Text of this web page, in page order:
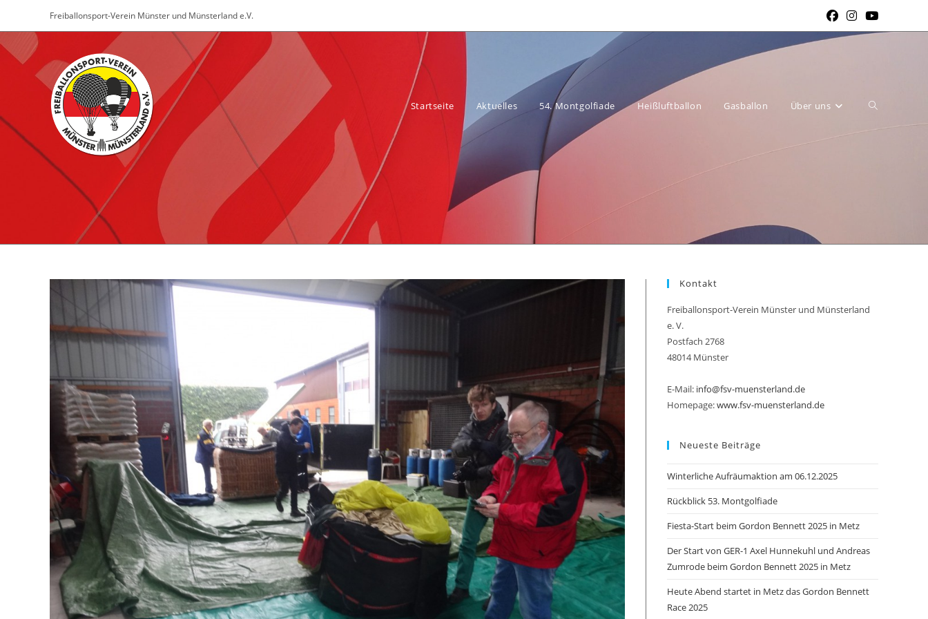
springen
Freiballonsport-Verein Münster und Münsterland e.V.
Startseite Aktuelles 54. Montgolfiade Heißluftballon Gasballon Über uns Website-
Suche
Kontakt
Freiballonsport-Verein Münster und Münsterland
e. V.
Postfach 2768
48014 Münster
E-Mail: info@fsv-muensterland.de
Homepage:www.fsv-muensterland.de
Neueste Beiträge
Winterliche Aufräumaktion am 06.12.2025
Rückblick 53. Montgolfiade
Fiesta-Start beim Gordon Bennett 2025 in Metz
Der Start von GER-1 Axel Hunnekuhl und Andreas
Zumrode beim Gordon Bennett 2025 in Metz
Heute Abend startet in Metz das Gordon Bennett
Race 2025